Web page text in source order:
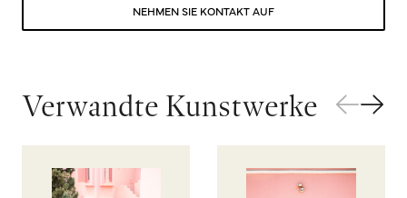
NEHMEN SIE KONTAKT AUF
Verwandte Kunstwerke